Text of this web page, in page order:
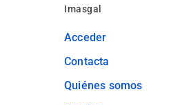
Imasgal
Acceder
Contacta
Quiénes somos